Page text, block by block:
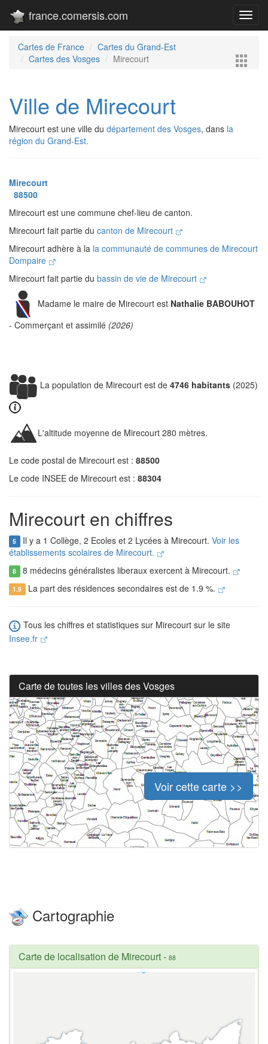
france.comersis.com
Cartes de France
Cartes du Grand-Est
Cartes des Vosges
Mirecourt
Ville de Mirecourt
Mirecourt est une ville du département des Vosges, dans la
région du Grand-Est.
Mirecourt
88500
Mirecourt est une commune chef-lieu de canton.
Mirecourt fait partie du canton de Mirecourt
Mirecourt adhère à la la communauté de communes de Mirecourt
Dompaire
Mirecourt fait partie du bassin de vie de Mirecourt
Madame le maire de Mirecourt est Nathalie BABOUHOT
- Commerçant et assimilé (2026)
La population de Mirecourt est de 4746 habitants (2025)
L'altitude moyenne de Mirecourt 280 mètres.
Le code postal de Mirecourt est : 88500
Le code INSEE de Mirecourt est : 88304
Mirecourt en chiffres
5 Il y a 1 Collège, 2 Ecoles et 2 Lycées à Mirecourt. Voir les
établissements scolaires de Mirecourt.
8 8 médecins généralistes liberaux exercent à Mirecourt.
1.9 La part des résidences secondaires est de 1.9 %.
Tous les chiffres et statistiques sur Mirecourt sur le site
Insee.fr
Carte de toutes les villes des Vosges
Voir cette carte >>
Cartographie
Carte de localisation de Mirecourt- 88